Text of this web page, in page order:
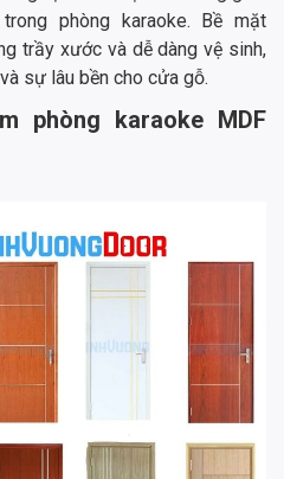
phòng karaoke. Bề mặt
trầy xước và dễ dàng vệ sinh,
sự lâu bền cho cửa gỗ.
phòng karaoke MDF